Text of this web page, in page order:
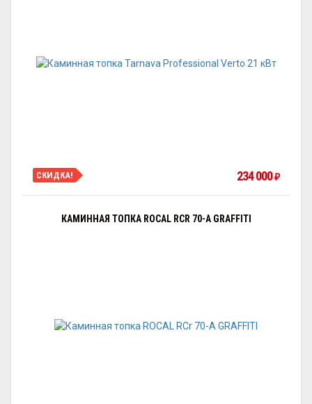
СКИДКА! 234 000₽
КАМИННАЯ ТОПКА ROCAL RCR 70-А GRAFFITI